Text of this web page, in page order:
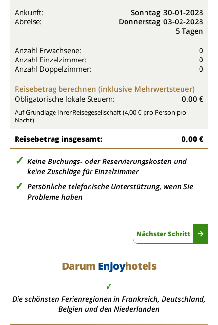
Ankunft: Sonntag 30-01-2028
Abreise:
Donnerstag 03-02-2028
5 Tagen
Anzahl Erwachsene:
0
Anzahl Einzelzimmer:
0
Anzahl Doppelzimmer:
0
Reisebetrag berechnen (inklusive Mehrwertsteuer)
Obligatorische lokale Steuern:
0,00 €
Auf Grundlage Ihrer Reisegesellschaft (4,00 € pro Person pro
Nacht)
Reisebetrag insgesamt: 0,00 €
Keine Buchungs- oder Reservierungskosten und
keine Zuschläge für Einzelzimmer
Persönliche telefonische Unterstützung, wenn Sie
Probleme haben
Nächster Schritt
Darum Enjoyhotels
✓
Die schönsten Ferienregionen in Frankreich, Deutschland,
Belgien und den Niederlanden